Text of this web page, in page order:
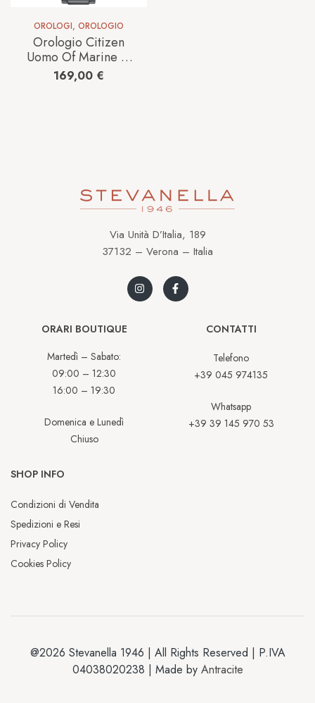
OROLOGI, OROLOGIO
Orologio Citizen
Uomo Of Marine in
Acciaio AW1761-89L
169,00 €
Via Unità D’Italia, 189
37132 – Verona – Italia
ORARI BOUTIQUE
Martedì – Sabato:
09:00 – 12:30
16:00 – 19:30
Domenica e Lunedì
Chiuso
CONTATTI
Telefono
+39 045 974135
Whatsapp
+39 39 145 970 53
SHOP INFO
Condizioni di Vendita
Spedizioni e Resi
Privacy Policy
Cookies Policy
@2026 Stevanella 1946 | All Rights Reserved | P.IVA
04038020238 | Made by Antracite